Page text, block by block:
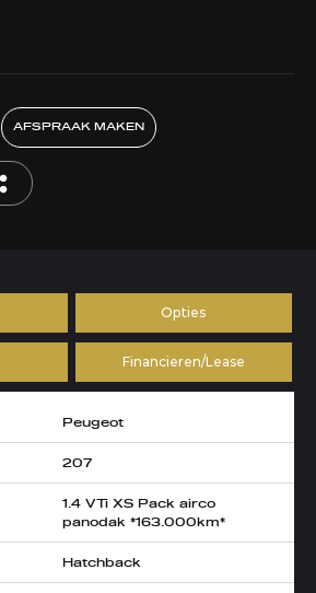
AFSPRAAK MAKEN
Opties
Financieren/Lease
Peugeot
207
1.4 VTi XS Pack airco
panodak *163.000km*
Hatchback